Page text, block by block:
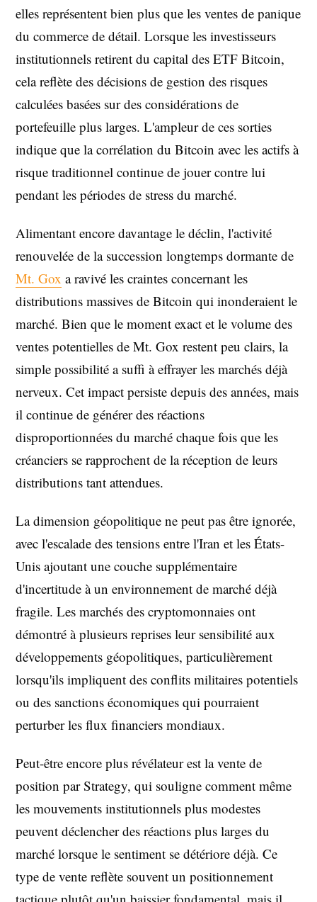
elles représentent bien plus que les ventes de panique
du commerce de détail. Lorsque les investisseurs
institutionnels retirent du capital des ETF Bitcoin,
cela reflète des décisions de gestion des risques
calculées basées sur des considérations de
portefeuille plus larges. L'ampleur de ces sorties
indique que la corrélation du Bitcoin avec les actifs à
risque traditionnel continue de jouer contre lui
pendant les périodes de stress du marché.
Alimentant encore davantage le déclin, l'activité
renouvelée de la succession longtemps dormante de
Mt. Gox a ravivé les craintes concernant les
distributions massives de Bitcoin qui inonderaient le
marché. Bien que le moment exact et le volume des
ventes potentielles de Mt. Gox restent peu clairs, la
simple possibilité a suffi à effrayer les marchés déjà
nerveux. Cet impact persiste depuis des années, mais
il continue de générer des réactions
disproportionnées du marché chaque fois que les
créanciers se rapprochent de la réception de leurs
distributions tant attendues.
La dimension géopolitique ne peut pas être ignorée,
avec l'escalade des tensions entre l'Iran et les États-
Unis ajoutant une couche supplémentaire
d'incertitude à un environnement de marché déjà
fragile. Les marchés des cryptomonnaies ont
démontré à plusieurs reprises leur sensibilité aux
développements géopolitiques, particulièrement
lorsqu'ils impliquent des conflits militaires potentiels
ou des sanctions économiques qui pourraient
perturber les flux financiers mondiaux.
Peut-être encore plus révélateur est la vente de
position par Strategy, qui souligne comment même
les mouvements institutionnels plus modestes
peuvent déclencher des réactions plus larges du
marché lorsque le sentiment se détériore déjà. Ce
type de vente reflète souvent un positionnement